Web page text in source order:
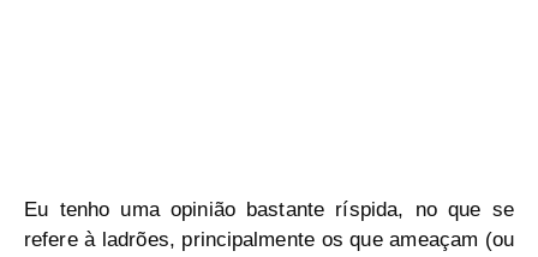
Eu tenho uma opinião bastante ríspida, no que se
refere à ladrões, principalmente os que ameaçam (ou